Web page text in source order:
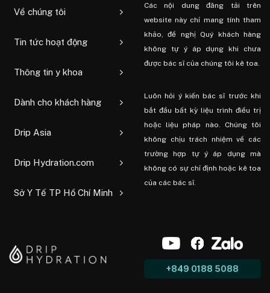
Về chúng tôi
Tin tức hoạt động
Thông tin y khoa
Dành cho khách hàng
Drip Asia
Drip Hydration.com
Sở Y Tế TP Hồ Chí Minh
Các nội dung đăng tải trên
website này chỉ mang tính tham
khảo, đề nghị Quý khách hàng
không tự ý áp dụng khi chưa
được bác sĩ của chúng tôi kê toa.
Luôn hỏi ý kiến ​​bác sĩ trước khi
bắt đầu bất kỳ liệu trình điều trị
hoặc liệu pháp nào. Chúng tôi
không chịu trách nhiệm về các
trường hợp tự ý áp dụng mà
không có sự chỉ định hoặc kê toa
của các bác sĩ.
+849 0188 5088